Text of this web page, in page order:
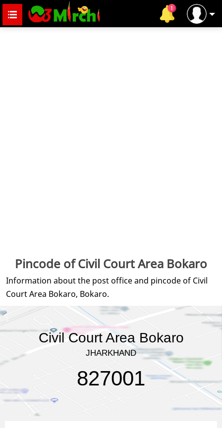
Pincode of Civil Court Area Bokaro
Information about the post office and pincode of Civil
Court Area Bokaro, Bokaro.
Civil Court Area Bokaro
JHARKHAND
827001